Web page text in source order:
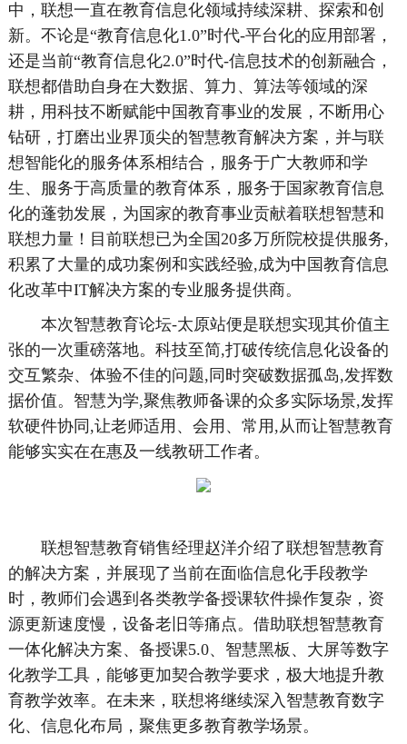
中，联想一直在教育信息化领域持续深耕、探索和创
新。不论是“教育信息化1.0”时代-平台化的应用部署，
还是当前“教育信息化2.0”时代-信息技术的创新融合，
联想都借助自身在大数据、算力、算法等领域的深
耕，用科技不断赋能中国教育事业的发展，不断用心
钻研，打磨出业界顶尖的智慧教育解决方案，并与联
想智能化的服务体系相结合，服务于广大教师和学
生、服务于高质量的教育体系，服务于国家教育信息
化的蓬勃发展，为国家的教育事业贡献着联想智慧和
联想力量！目前联想已为全国20多万所院校提供服务,
积累了大量的成功案例和实践经验,成为中国教育信息
化改革中IT解决方案的专业服务提供商。
本次智慧教育论坛-太原站便是联想实现其价值主
张的一次重磅落地。科技至简,打破传统信息化设备的
交互繁杂、体验不佳的问题,同时突破数据孤岛,发挥数
据价值。智慧为学,聚焦教师备课的众多实际场景,发挥
软硬件协同,让老师适用、会用、常用,从而让智慧教育
能够实实在在惠及一线教研工作者。
联想智慧教育销售经理赵洋介绍了联想智慧教育
的解决方案，并展现了当前在面临信息化手段教学
时，教师们会遇到各类教学备授课软件操作复杂，资
源更新速度慢，设备老旧等痛点。借助联想智慧教育
一体化解决方案、备授课5.0、智慧黑板、大屏等数字
化教学工具，能够更加契合教学要求，极大地提升教
育教学效率。在未来，联想将继续深入智慧教育数字
化、信息化布局，聚焦更多教育教学场景。